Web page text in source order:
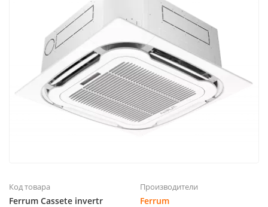
Код товара
Ferrum Cassete invertr
Производители
Ferrum